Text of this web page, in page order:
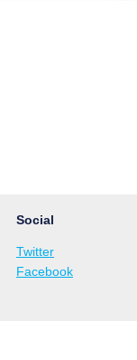
Social
Twitter
Facebook